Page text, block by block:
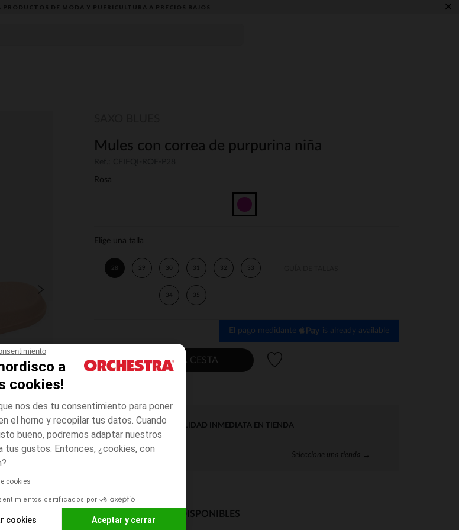
a
cookies!
nos des tu consentimiento para poner
el horno y recopilar tus datos. Cuando
bueno, podremos adaptar nuestros
tus gustos. Entonces, ¿cookies, con
cookies
certificados por
cookies Aceptar y cerrar
DE MODA Y PUERICULTURA A PRECIOS BAJOS ×
Mules con correa de purpurina niña
Rosa
Elige una talla
28 29 30 31 32 33
34 35
El pago medidante is already available
AÑADIR A LA CESTA
DISPONIBILIDAD INMEDIATA EN TIENDA
Seleccione una tienda →
MODOS DE ENVÍO DISPONIBLES